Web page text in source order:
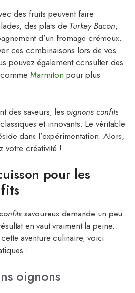
des fruits peuvent faire
des plats de Turkey Bacon,
d’un fromage crémeux.
ces combinaisons lors de vos
pouvez également consulter des
Marmiton pour plus
des saveurs, les oignons confits
et innovants. Le véritable
dans l’expérimentation. Alors,
votre créativité !
pour les
savoureux demande un peu
en vaut vraiment la peine.
aventure culinaire, voici
:
oignons